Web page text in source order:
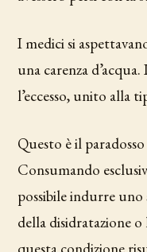
I medici si
una carenza
l’eccesso, unito alla
Questo è il
Consumando
possibile indurre
della disidratazione o